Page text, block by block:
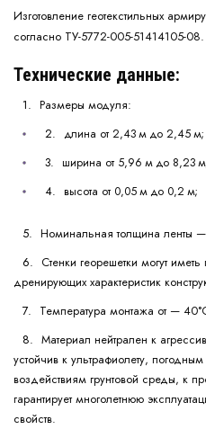
Изготовление геотекстильных
согласно ТУ-5772-005-51414105-08.
Технические данные:
Размеры модуля:
длина от 2,43 м до 2,45 м;
ширина от 5,96 м до 8,23
высота от 0,05 м до 0,2 м;
Номинальная толщина ленты
Стенки георешетки могут
дренирующих характеристик
Температура монтажа от —
Материал нейтрален к
устойчив к ультрафиолету,
воздействиям грунтовой среды, к
гарантирует многолетнюю
свойств.